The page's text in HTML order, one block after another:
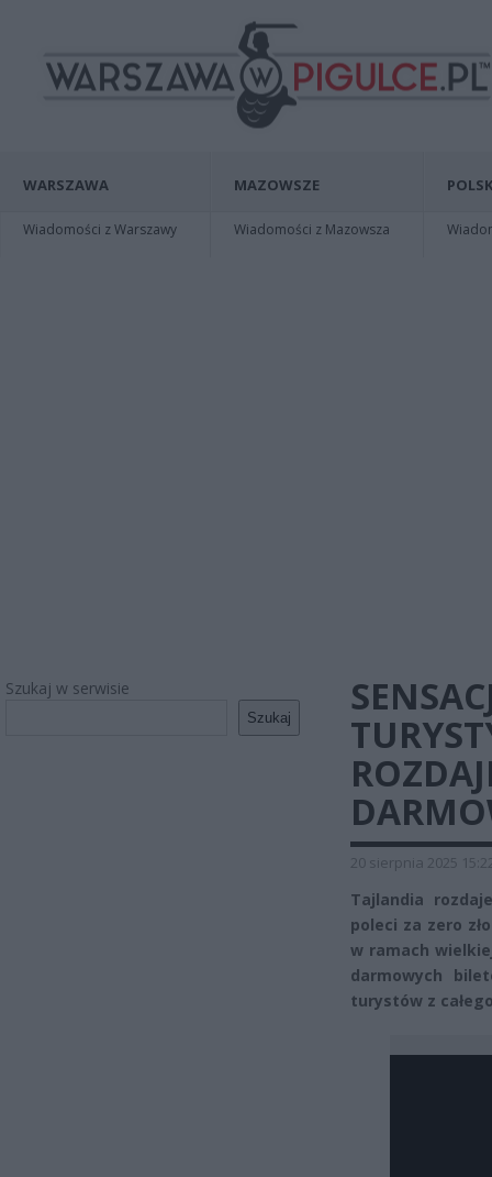
WARSZAWA
Wiadomości z Warszawy
MAZOWSZE
Wiadomości z Mazowsza
Szukaj w serwisie
Szukaj
20 sierpnia 2025
Tajlandia
poleci za zero
w ramach
darmowych
turystów z